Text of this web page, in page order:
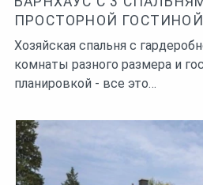
ПРОСТОРНОЙ ГОСТИНОЙ
Хозяйская спальня с
комнаты разного размера и
планировкой - все это…